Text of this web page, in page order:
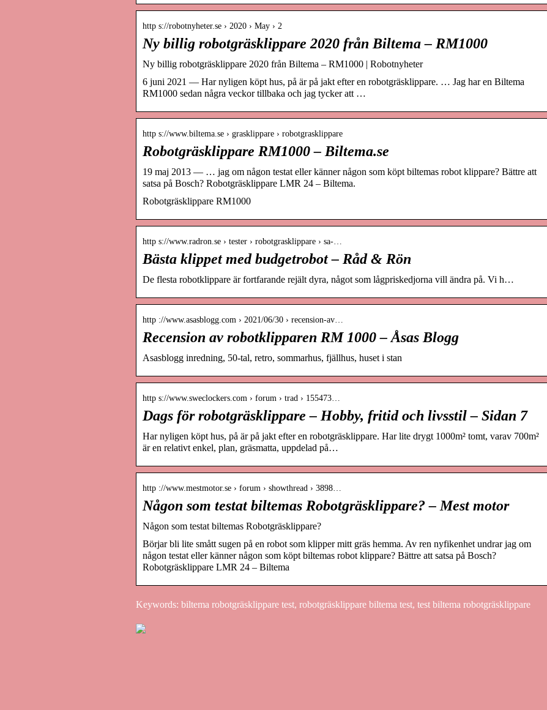
http s://robotnyheter.se › 2020 › May › 2
Ny billig robotgräsklippare 2020 från Biltema – RM1000
Ny billig robotgräsklippare 2020 från Biltema – RM1000 | Robotnyheter
6 juni 2021 — Har nyligen köpt hus, på är på jakt efter en robotgräsklippare. … Jag har en Biltema
RM1000 sedan några veckor tillbaka och jag tycker att …
http s://www.biltema.se › grasklippare › robotgrasklippare
Robotgräsklippare RM1000 – Biltema.se
19 maj 2013 — … jag om någon testat eller känner någon som köpt biltemas robot klippare? Bättre att
satsa på Bosch? Robotgräsklippare LMR 24 – Biltema.
Robotgräsklippare RM1000
http s://www.radron.se › tester › robotgrasklippare › sa-…
Bästa klippet med budgetrobot – Råd & Rön
De flesta robotklippare är fortfarande rejält dyra, något som lågpriskedjorna vill ändra på. Vi h…
http ://www.asasblogg.com › 2021/06/30 › recension-av…
Recension av robotklipparen RM 1000 – Åsas Blogg
Asasblogg inredning, 50-tal, retro, sommarhus, fjällhus, huset i stan
http s://www.sweclockers.com › forum › trad › 155473…
Dags för robotgräsklippare – Hobby, fritid och livsstil – Sidan 7
Har nyligen köpt hus, på är på jakt efter en robotgräsklippare. Har lite drygt 1000m² tomt, varav 700m²
är en relativt enkel, plan, gräsmatta, uppdelad på…
http ://www.mestmotor.se › forum › showthread › 3898…
Någon som testat biltemas Robotgräsklippare? – Mest motor
Någon som testat biltemas Robotgräsklippare?
Börjar bli lite smått sugen på en robot som klipper mitt gräs hemma. Av ren nyfikenhet undrar jag om
någon testat eller känner någon som köpt biltemas robot klippare? Bättre att satsa på Bosch?
Robotgräsklippare LMR 24 – Biltema
Keywords: biltema robotgräsklippare test, robotgräsklippare biltema test, test biltema robotgräsklippare